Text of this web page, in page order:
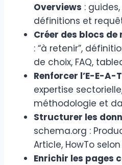
Overviews :
définitions et
Créer des blocs
: “à retenir”,
de choix, FAQ,
Renforcer l’E-E-A-T
expertise
méthodologie et
Structurer les
schema.org :
Article, HowTo
Enrichir les pages